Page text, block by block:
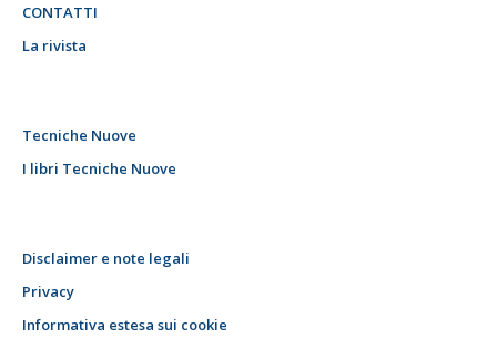
CONTATTI
La rivista
Tecniche Nuove
I libri Tecniche Nuove
Disclaimer e note legali
Privacy
Informativa estesa sui cookie